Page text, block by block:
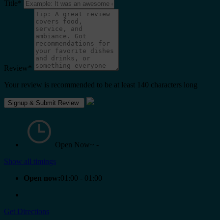
Title*
Review*
Your review is recommended to be at least 140 characters long
Open Now~ -
Show all timings
Open now:01:00 - 01:00
Get Directions